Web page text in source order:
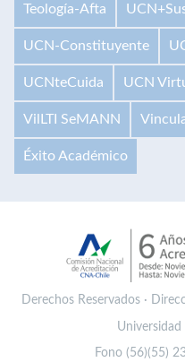
Teología-Afta
UCN-Constituyente
UCNteCuida UCN
VilLTI SeMANN
Éxito Académico
Derechos Reservados ·
Fono (56)(55)